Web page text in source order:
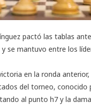
pactó las tablas
se mantuvo entre los
en la ronda
del torneo,
al punto h7 y la